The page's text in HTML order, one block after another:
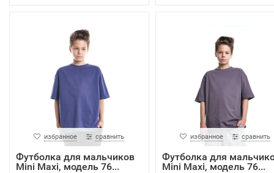
избранное сравнить
Футболка для мальчиков
Mini Maxi, модель 76...
избранное сравнить
Футболка для
Mini Maxi, модель 76...